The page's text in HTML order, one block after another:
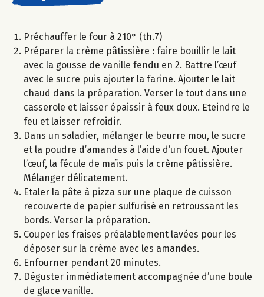
Préchauffer le four à 210° (th.7)
Préparer la crème pâtissière : faire bouillir le lait
avec la gousse de vanille fendu en 2. Battre l’œuf
avec le sucre puis ajouter la farine. Ajouter le lait
chaud dans la préparation. Verser le tout dans une
casserole et laisser épaissir à feux doux. Eteindre le
feu et laisser refroidir.
Dans un saladier, mélanger le beurre mou, le sucre
et la poudre d’amandes à l’aide d’un fouet. Ajouter
l’œuf, la fécule de maïs puis la crème pâtissière.
Mélanger délicatement.
Etaler la pâte à pizza sur une plaque de cuisson
recouverte de papier sulfurisé en retroussant les
bords. Verser la préparation.
Couper les fraises préalablement lavées pour les
déposer sur la crème avec les amandes.
Enfourner pendant 20 minutes.
Déguster immédiatement accompagnée d’une boule
de glace vanille.